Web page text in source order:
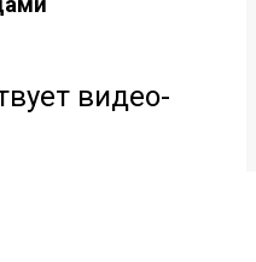
видео-